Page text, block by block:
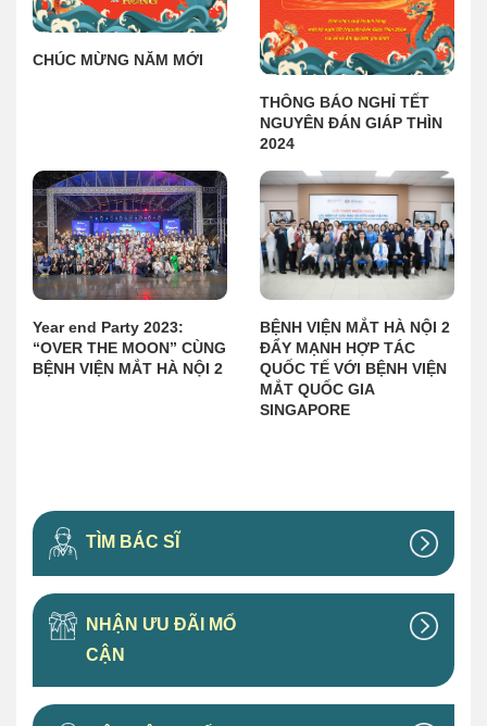
CHÚC MỪNG NĂM MỚI
THÔNG BÁO NGHỈ TẾT
NGUYÊN ĐÁN GIÁP THÌN
2024
Year end Party 2023:
“OVER THE MOON” CÙNG
BỆNH VIỆN MẮT HÀ NỘI 2
BỆNH VIỆN MẮT HÀ NỘI 2
ĐẨY MẠNH HỢP TÁC
QUỐC TẾ VỚI BỆNH VIỆN
MẮT QUỐC GIA
SINGAPORE
TÌM BÁC SĨ
NHẬN ƯU ĐÃI MỔ
CẬN